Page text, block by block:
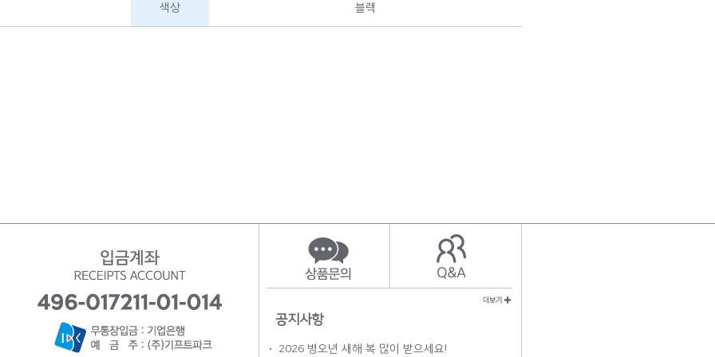
색상 블랙
공지사항
2026 병오년 새해 복 많이 받으세요!